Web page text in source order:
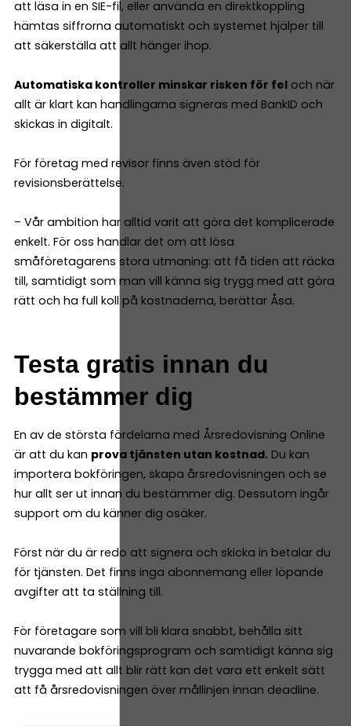
att läsa in en SIE-fil, eller använda en direktkoppling
hämtas siffrorna automatiskt och systemet hjälper till
att säkerställa att allt hänger ihop.
Automatiska kontroller minskar risken för fel och när
allt är klart kan handlingarna signeras med BankID och
skickas in digitalt.
För företag med revisor finns även stöd för
revisionsberättelse.
– Vår ambition har alltid varit att göra det komplicerade
enkelt. För oss handlar det om att lösa
småföretagarens stora utmaning: att få tiden att räcka
till, samtidigt som man vill känna sig trygg med att göra
rätt och ha full koll på kostnaderna, berättar Åsa.
Testa gratis innan du
bestämmer dig
En av de största fördelarna med Årsredovisning Online
är att du kan prova tjänsten utan kostnad. Du kan
importera bokföringen, skapa årsredovisningen och se
hur allt ser ut innan du bestämmer dig. Dessutom ingår
support om du känner dig osäker.
Först när du är redo att signera och skicka in betalar du
för tjänsten. Det finns inga abonnemang eller löpande
avgifter att ta ställning till.
För företagare som vill bli klara snabbt, behålla sitt
nuvarande bokföringsprogram och samtidigt känna sig
trygga med att allt blir rätt kan det vara ett enkelt sätt
att få årsredovisningen över mållinjen innan deadline.